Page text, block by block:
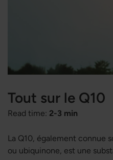
Tout sur le Q10
Read time: 2-3 min
La Q10, également connue
ou ubiquinone, est une